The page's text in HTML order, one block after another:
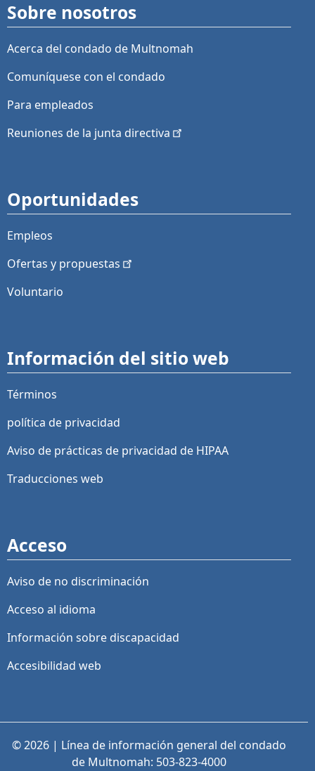
Sobre nosotros
Acerca del condado de Multnomah
Comuníquese con el condado
Para empleados
Reuniones de la junta directiva
Oportunidades
Empleos
Ofertas y propuestas
Voluntario
Información del sitio web
Términos
política de privacidad
Aviso de prácticas de privacidad de HIPAA
Traducciones web
Acceso
Aviso de no discriminación
Acceso al idioma
Información sobre discapacidad
Accesibilidad web
© 2026 | Línea de información general del condado
de Multnomah: 503-823-4000